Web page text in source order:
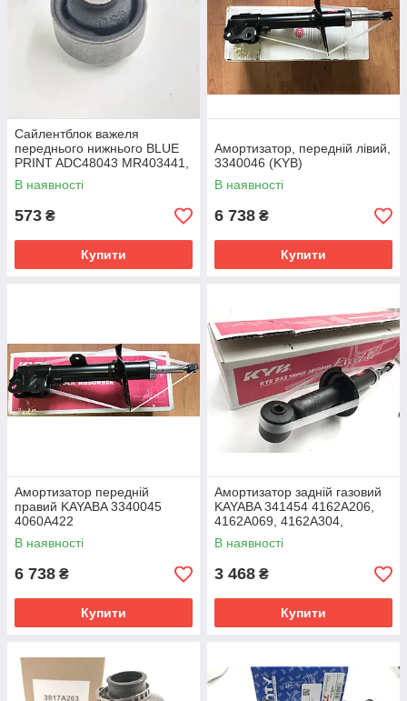
Сайлентблок важеля
переднього нижнього BLUE
PRINT ADC48043 MR403441,
MR510287
В наявності
573 ₴
Купити
Амортизатор, передній лівий,
3340046 (KYB)
В наявності
6 738 ₴
Купити
Амортизатор передній
правий KAYABA 3340045
4060A422
В наявності
6 738 ₴
Купити
Амортизатор задній газовий
KAYABA 341454 4162A206,
4162A069, 4162A304,
4162A0344, 4162A239
В наявності
3 468 ₴
Купити